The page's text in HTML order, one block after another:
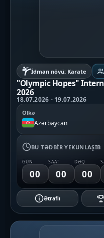
İdman növü: Karate
"Olympic Hopes"
2026
18.07.2026 - 19.07.2026
Ölkə
Azərbaycan
BU TƏDBIR YEKUNLAŞIB
GÜN
00
SAAT
00
DƏQ
00
Ətraflı